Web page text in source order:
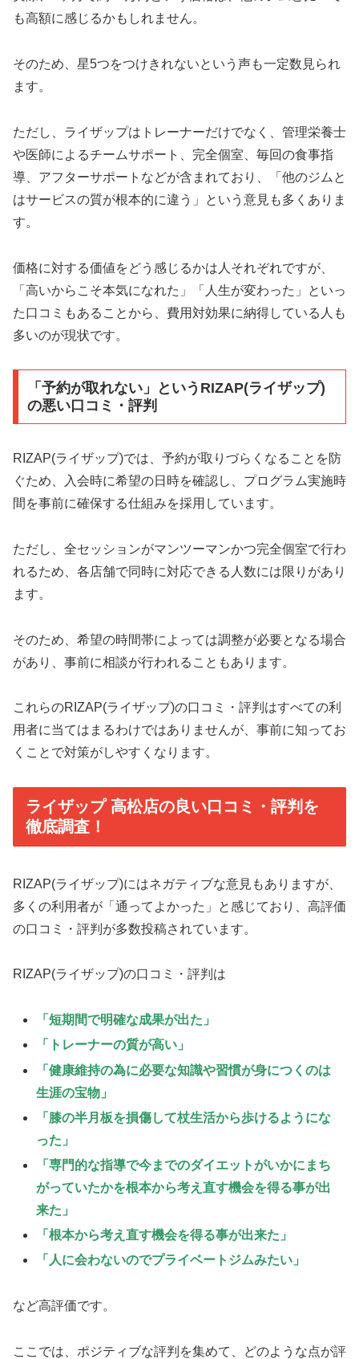
も高額に感じるかもしれません。
そのため、星5つをつけきれないという声も一定数見られ
ます。
ただし、ライザップはトレーナーだけでなく、管理栄養士
や医師によるチームサポート、完全個室、毎回の食事指
導、アフターサポートなどが含まれており、「他のジムと
はサービスの質が根本的に違う」という意見も多くありま
す。
価格に対する価値をどう感じるかは人それぞれですが、
「高いからこそ本気になれた」「人生が変わった」といっ
た口コミもあることから、費用対効果に納得している人も
多いのが現状です。
「予約が取れない」というRIZAP(ライザップ)
の悪い口コミ・評判
RIZAP(ライザップ)では、予約が取りづらくなることを防
ぐため、入会時に希望の日時を確認し、プログラム実施時
間を事前に確保する仕組みを採用しています。
ただし、全セッションがマンツーマンかつ完全個室で行わ
れるため、各店舗で同時に対応できる人数には限りがあり
ます。
そのため、希望の時間帯によっては調整が必要となる場合
があり、事前に相談が行われることもあります。
これらのRIZAP(ライザップ)の口コミ・評判はすべての利
用者に当てはまるわけではありませんが、事前に知ってお
くことで対策がしやすくなります。
ライザップ 高松店の良い口コミ・評判を
徹底調査！
RIZAP(ライザップ)にはネガティブな意見もありますが、
多くの利用者が「通ってよかった」と感じており、高評価
の口コミ・評判が多数投稿されています。
RIZAP(ライザップ)の口コミ・評判は
「短期間で明確な成果が出た」
「トレーナーの質が高い」
「健康維持の為に必要な知識や習慣が身につくのは
生涯の宝物」
「膝の半月板を損傷して杖生活から歩けるようにな
った」
「専門的な指導で今までのダイエットがいかにまち
がっていたかを根本から考え直す機会を得る事が出
来た」
「根本から考え直す機会を得る事が出来た」
「人に会わないのでプライベートジムみたい」
など高評価です。
ここでは、ポジティブな評判を集めて、どのような点が評